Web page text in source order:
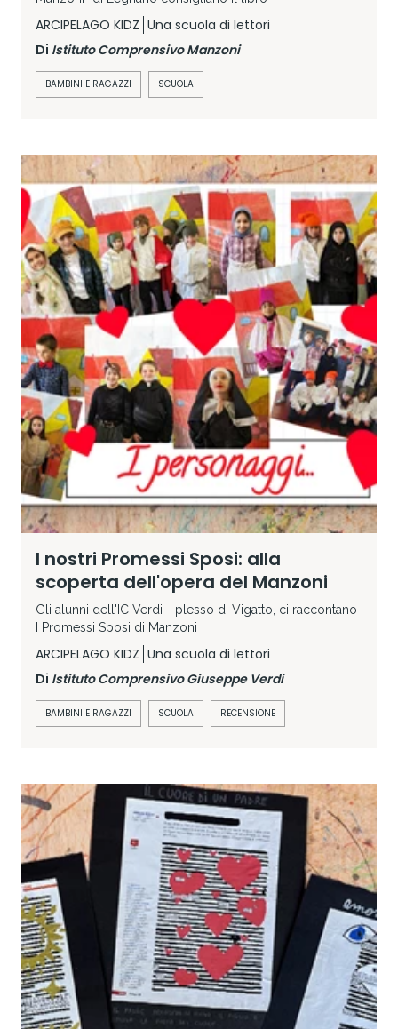
ARCIPELAGO KIDZ Una scuola di lettori
Di Istituto Comprensivo Manzoni
BAMBINI E RAGAZZI SCUOLA
I nostri Promessi Sposi: alla
scoperta dell'opera del Manzoni
Gli alunni dell'IC Verdi - plesso di Vigatto, ci raccontano
I Promessi Sposi di Manzoni
ARCIPELAGO KIDZ Una scuola di lettori
Di Istituto Comprensivo Giuseppe Verdi
BAMBINI E RAGAZZI SCUOLA RECENSIONE